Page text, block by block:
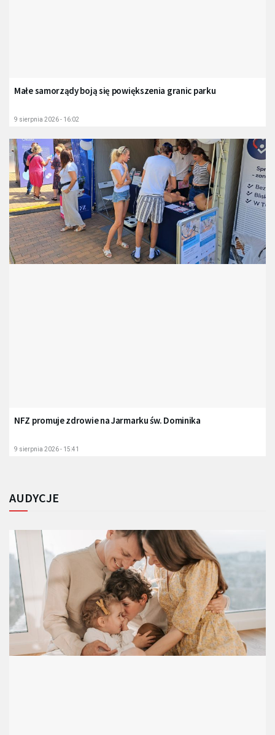
Małe samorządy boją się powiększenia granic parku
9 sierpnia 2026 - 16:02
NFZ promuje zdrowie na Jarmarku św. Dominika
9 sierpnia 2026 - 15:41
AUDYCJE